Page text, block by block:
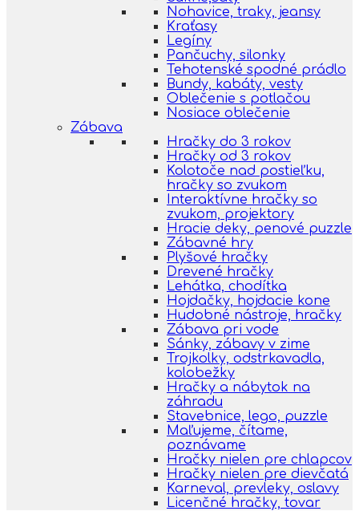
Nohavice, traky, jeansy
Kraťasy
Legíny
Pančuchy, silonky
Tehotenské spodné prádlo
Bundy, kabáty, vesty
Oblečenie s potlačou
Nosiace oblečenie
Zábava
Hračky do 3 rokov
Hračky od 3 rokov
Kolotoče nad postieľku,
hračky so zvukom
Interaktívne hračky so
zvukom, projektory
Hracie deky, penové puzzle
Zábavné hry
Plyšové hračky
Drevené hračky
Lehátka, chodítka
Hojdačky, hojdacie kone
Hudobné nástroje, hračky
Zábava pri vode
Sánky, zábavy v zime
Trojkolky, odstrkavadla,
kolobežky
Hračky a nábytok na
záhradu
Stavebnice, lego, puzzle
Maľujeme, čítame,
poznávame
Hračky nielen pre chlapcov
Hračky nielen pre dievčatá
Karneval, prevleky, oslavy
Licenčné hračky, tovar